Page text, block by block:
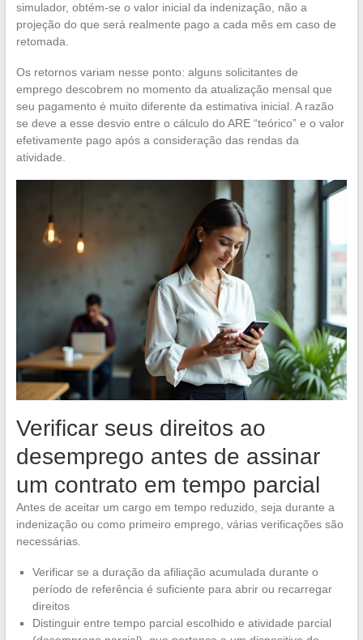
simulador, obtém-se o valor inicial da indenização, não a
projeção do que será realmente pago a cada mês em caso de
retomada.
Os retornos variam nesse ponto: alguns solicitantes de
emprego descobrem no momento da atualização mensal que
seu pagamento é muito diferente da estimativa inicial. A razão
se deve a esse desvio entre o cálculo do ARE “teórico” e o valor
efetivamente pago após a consideração das rendas da
atividade.
Verificar seus direitos ao
desemprego antes de assinar
um contrato em tempo parcial
Antes de aceitar um cargo em tempo reduzido, seja durante a
indenização ou como primeiro emprego, várias verificações são
necessárias.
Verificar se a duração da afiliação acumulada durante o
período de referência é suficiente para abrir ou recarregar
direitos
Distinguir entre tempo parcial escolhido e atividade parcial